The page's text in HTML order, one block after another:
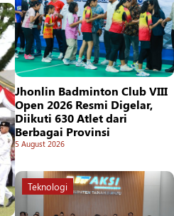
Jhonlin Badminton Club VIII
Open 2026 Resmi Digelar,
Diikuti 630 Atlet dari
Berbagai Provinsi
5 August 2026
Teknologi